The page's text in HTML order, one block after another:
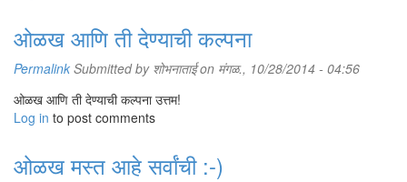
ओळख आणि ती देण्याची कल्पना
Permalink Submitted by शोभनाताईon मंगळ., 10/28/2014 - 04:56
ओळख आणि ती देण्याची कल्पना उत्तम!
Log in to post comments
ओळख मस्त आहे सर्वांची :-)